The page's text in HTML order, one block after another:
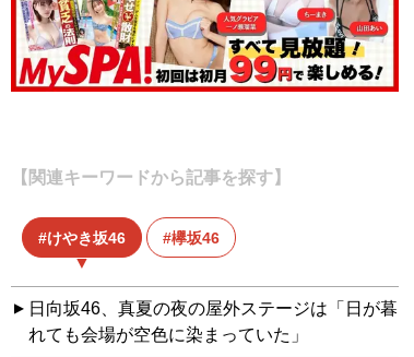
【関連キーワードから記事を探す】
けやき坂46 欅坂46
日向坂46、真夏の夜の屋外ステージは「日が暮
れても会場が空色に染まっていた」